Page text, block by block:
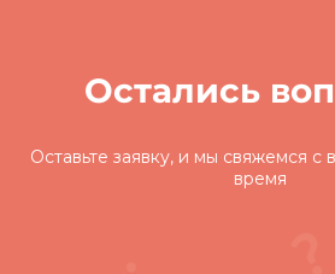
Остались
Оставьте заявку, и мы свяжемся с
время